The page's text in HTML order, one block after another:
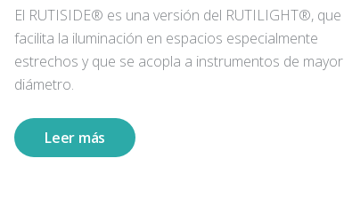
El RUTISIDE® es una versión del RUTILIGHT®, que
facilita la iluminación en espacios especialmente
estrechos y que se acopla a instrumentos de mayor
diámetro.
Leer más